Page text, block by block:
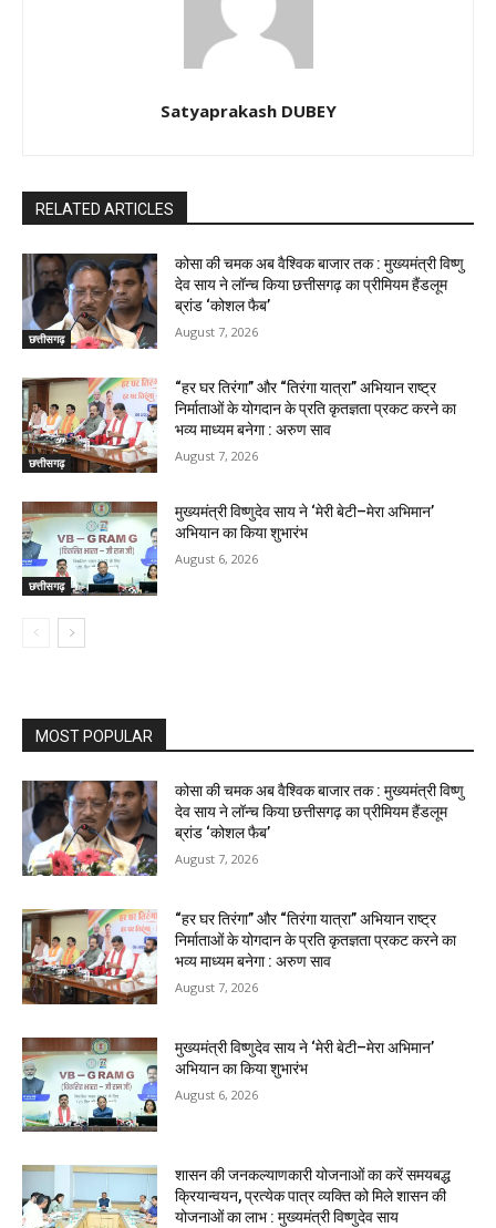
Satyaprakash DUBEY
RELATED ARTICLES
छत्तीसगढ़
कोसा की चमक अब वैश्विक बाजार तक : मुख्यमंत्री विष्णु
देव साय ने लॉन्च किया छत्तीसगढ़ का प्रीमियम हैंडलूम
ब्रांड ‘कोशल फैब’
August 7, 2026
छत्तीसगढ़
“हर घर तिरंगा” और “तिरंगा यात्रा” अभियान राष्ट्र
निर्माताओं के योगदान के प्रति कृतज्ञता प्रकट करने का
भव्य माध्यम बनेगा : अरुण साव
August 7, 2026
छत्तीसगढ़
मुख्यमंत्री विष्णुदेव साय ने ‘मेरी बेटी–मेरा अभिमान’
अभियान का किया शुभारंभ
August 6, 2026
MOST POPULAR
कोसा की चमक अब वैश्विक बाजार तक : मुख्यमंत्री विष्णु
देव साय ने लॉन्च किया छत्तीसगढ़ का प्रीमियम हैंडलूम
ब्रांड ‘कोशल फैब’
August 7, 2026
“हर घर तिरंगा” और “तिरंगा यात्रा” अभियान राष्ट्र
निर्माताओं के योगदान के प्रति कृतज्ञता प्रकट करने का
भव्य माध्यम बनेगा : अरुण साव
August 7, 2026
मुख्यमंत्री विष्णुदेव साय ने ‘मेरी बेटी–मेरा अभिमान’
अभियान का किया शुभारंभ
August 6, 2026
शासन की जनकल्याणकारी योजनाओं का करें समयबद्ध
क्रियान्वयन, प्रत्येक पात्र व्यक्ति को मिले शासन की
योजनाओं का लाभ : मुख्यमंत्री विष्णुदेव साय